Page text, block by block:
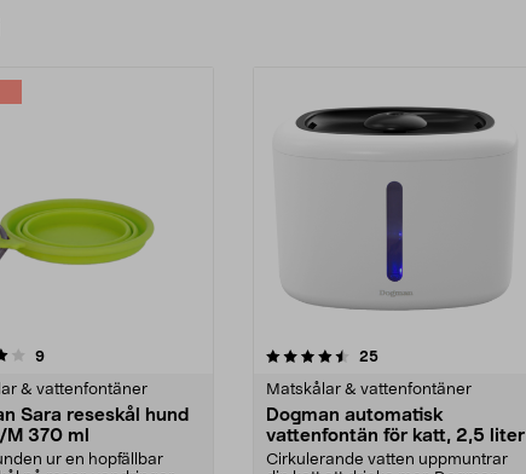
9recensioner
& vattenfontäner
Sara reseskål hund
M 370 ml
ur en hopfällbar
4.5 av 5 stjärnor 25recensioner
Matskålar & vattenfontäner
Dogman automatisk
vattenfontän för katt, 2,5 liter
Cirkulerande vatten uppmuntrar
4.5 av 5 stjärnor